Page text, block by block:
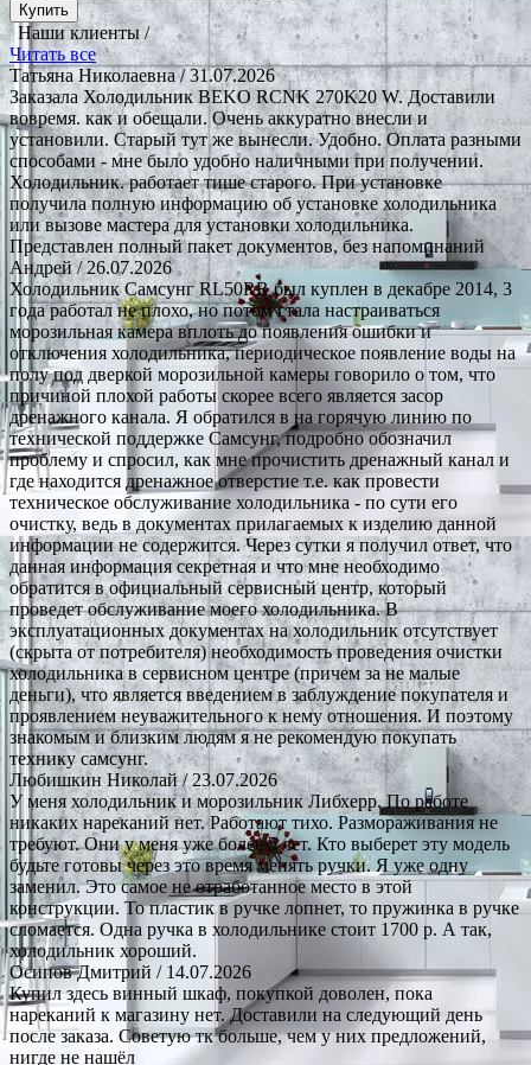
Купить
Наши клиенты /
Читать все
Татьяна Николаевна/ 31.07.2026
Заказала Холодильник BEKO RCNK 270K20 W. Доставили
вовремя. как и обещали. Очень аккуратно внесли и
установили. Старый тут же вынесли. Удобно. Оплата разными
способами - мне было удобно наличными при получении.
Холодильник. работает тише старого. При установке
получила полную информацию об установке холодильника
или вызове мастера для установки холодильника.
Представлен полный пакет документов, без напоминаний
Андрей/ 26.07.2026
Холодильник Самсунг RL50RR был куплен в декабре 2014, 3
года работал не плохо, но потом стала настраиваться
морозильная камера вплоть до появления ошибки и
отключения холодильника, периодическое появление воды на
полу под дверкой морозильной камеры говорило о том, что
причиной плохой работы скорее всего является засор
дренажного канала. Я обратился в на горячую линию по
технической поддержке Самсунг, подробно обозначил
проблему и спросил, как мне прочистить дренажный канал и
где находится дренажное отверстие т.е. как провести
техническое обслуживание холодильника - по сути его
очистку, ведь в документах прилагаемых к изделию данной
информации не содержится. Через сутки я получил ответ, что
данная информация секретная и что мне необходимо
обратится в официальный сервисный центр, который
проведет обслуживание моего холодильника. В
эксплуатационных документах на холодильник отсутствует
(скрыта от потребителя) необходимость проведения очистки
холодильника в сервисном центре (причем за не малые
деньги), что является введением в заблуждение покупателя и
проявлением неуважительного к нему отношения. И поэтому
знакомым и близким людям я не рекомендую покупать
технику самсунг.
Любишкин Николай/ 23.07.2026
У меня холодильник и морозильник Либхерр. По работе
никаких нареканий нет. Работают тихо. Размораживания не
требуют. Они у меня уже более 5 лет. Кто выберет эту модель
будьте готовы через это время менять ручки. Я уже одну
заменил. Это самое не отработанное место в этой
конструкции. То пластик в ручке лопнет, то пружинка в ручке
сломается. Одна ручка в холодильнике стоит 1700 р. А так,
холодильник хороший.
Осипов Дмитрий / 14.07.2026
Купил здесь винный шкаф, покупкой доволен, пока
нареканий к магазину нет. Доставили на следующий день
после заказа. Советую тк больше, чем у них предложений,
нигде не нашёл